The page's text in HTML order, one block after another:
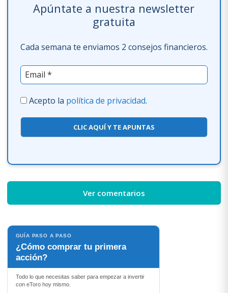
Apúntate a nuestra newsletter
gratuita
Cada semana te enviamos 2 consejos financieros.
Acepto la política de privacidad.
CLIC AQUÍ Y TE APUNTAS
Ver comentarios
GUÍA PASO A PASO
¿Cómo comprar tu primera
acción?
Todo lo que necesitas saber para empezar a invertir
con eToro hoy mismo.